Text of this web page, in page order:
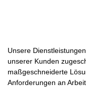
Unsere
unserer Kunden
maßgeschneiderte
Anforderungen an